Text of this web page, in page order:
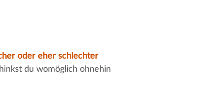
oder eher schlechter
du womöglich ohnehin